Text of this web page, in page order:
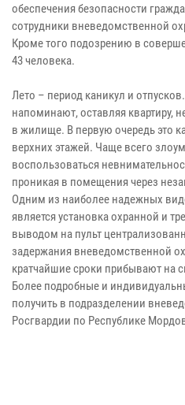
обеспечения безопасности
сотрудники вневедомственной
Кроме того подозрению в
43 человека.
Лето – период каникул и
напоминают, оставляя квартиру,
в жилище. В первую очередь это
верхних этажей. Чаще всего
воспользоваться
проникая в помещения через
Одним из наиболее надежных
является установка охранной и
выводом на пульт
задержания вневедомственной
кратчайшие сроки прибывают на
Более подробные и
получить в подразделении
Росгвардии по Республике